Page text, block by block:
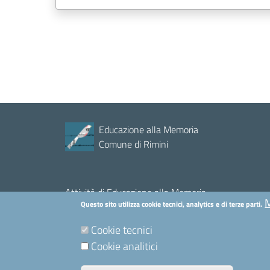
Educazione alla Memoria
Comune di Rimini
Attività di Educazione alla Memoria
COMUNE DI RIMINI- Servizio Relazioni Esterne
Questo sito utilizza cookie tecnici, analytics e di terze parti.
Cookie tecnici
Cookie analitici